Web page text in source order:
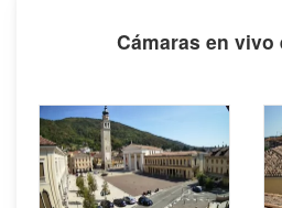
Cámaras en vivo